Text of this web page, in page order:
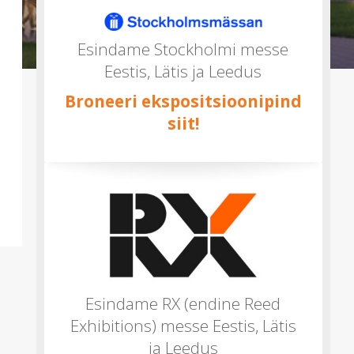
Esindame Stockholmi messe
Eestis, Lätis ja Leedus
Broneeri ekspositsioonipind
siit!
Esindame RX (endine Reed
Exhibitions) messe Eestis, Lätis
ja Leedus